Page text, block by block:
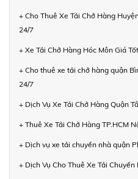
+ Cho Thuê Xe Tải Chở Hàng
24/7
+ Xe Tải Chở Hàng Hóc Môn Giá
+ Cho thuê xe tải chở hàng quận
24/7
+ Dịch Vụ Xe Tải Chở Hàng Quận
+ Thuê Xe Tải Chở Hàng TP.HCM
+ Dịch vụ xe tải chuyển nhà quận
+ Dịch Vụ Cho Thuê Xe Tải